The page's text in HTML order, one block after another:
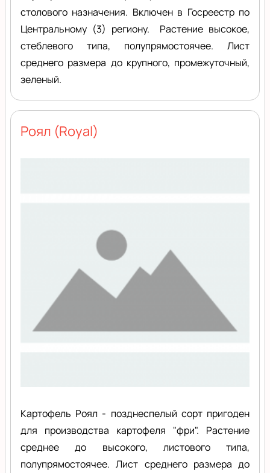
столового назначения. Включен в Госреестр по
Центральному (3) региону. Растение высокое,
стеблевого типа, полупрямостоячее. Лист
среднего размера до крупного, промежуточный,
зеленый.
Роял (Royal)
Картофель Роял - позднеспелый сорт пригоден
для производства картофеля "фри". Растение
среднее до высокого, листового типа,
полупрямостоячее. Лист среднего размера до